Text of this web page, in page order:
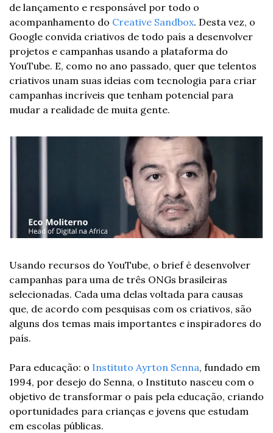
de lançamento e responsável por todo o
acompanhamento do Creative Sandbox. Desta vez, o
Google convida criativos de todo país a desenvolver
projetos e campanhas usando a plataforma do
YouTube. E, como no ano passado, quer que telentos
criativos unam suas ideias com tecnologia para criar
campanhas incríveis que tenham potencial para
mudar a realidade de muita gente.
Usando recursos do YouTube, o brief é desenvolver
campanhas para uma de três ONGs brasileiras
selecionadas. Cada uma delas voltada para causas
que, de acordo com pesquisas com os criativos, são
alguns dos temas mais importantes e inspiradores do
país.
Para educação: o Instituto Ayrton Senna, fundado em
1994, por desejo do Senna, o Instituto nasceu com o
objetivo de transformar o país pela educação, criando
oportunidades para crianças e jovens que estudam
em escolas públicas.